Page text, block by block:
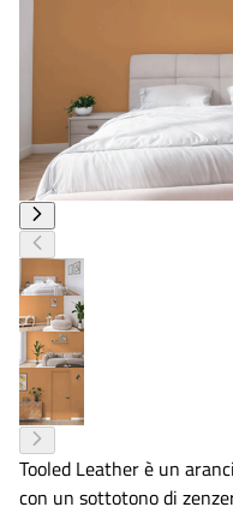
Tooled Leather è un
con un sottotono di